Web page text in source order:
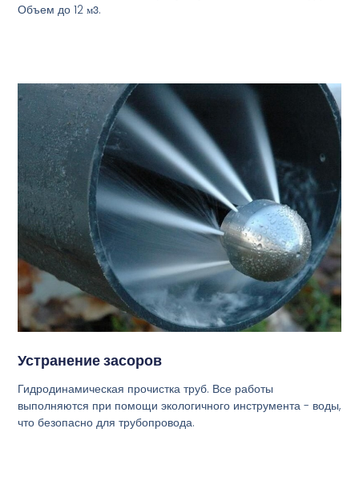
Объем до 12м3.
Устранение засоров
Гидродинамическая прочистка труб. Все работы
выполняются при помощи экологичного инструмента - воды,
что безопасно для трубопровода.